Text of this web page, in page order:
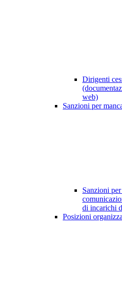
Dirigenti
web)
Sanzioni per
Sanzioni
di incarichi
Posizioni